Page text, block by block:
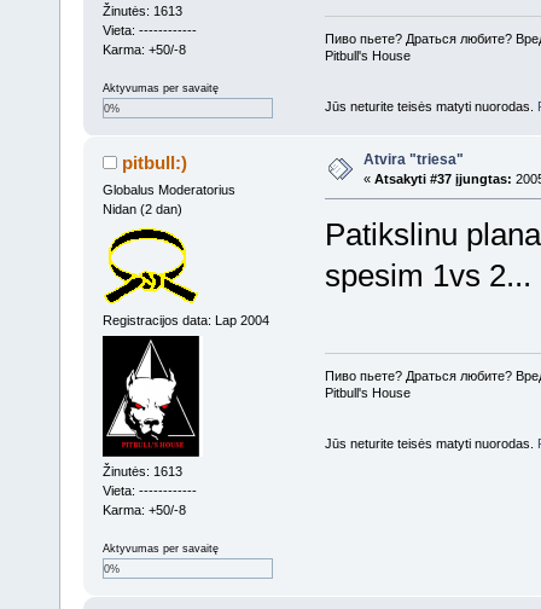
Žinutės: 1613
Vieta: ------------
Karma: +50/-8
Aktyvumas per savaitę
0%
Пиво пьете? Драться любите?
Pitbull's House
Jūs neturite teisės matyti nuorodas.
pitbull:)
Globalus Moderatorius
Nidan (2 dan)
Registracijos data: Lap 2004
Žinutės: 1613
Vieta: ------------
Karma: +50/-8
Aktyvumas per savaitę
0%
Atvira "triesa"
« Atsakyti #37 įjungtas:
Patikslinu
spesim 1vs 2...
Пиво пьете? Драться любите?
Pitbull's House
Jūs neturite teisės matyti nuorodas.